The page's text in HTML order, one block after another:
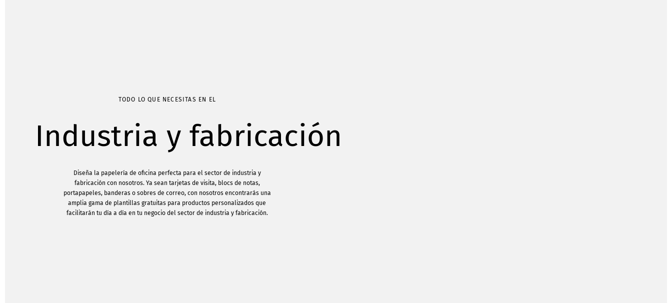
TODO LO QUE NECESITAS EN EL
Industria y fabricación
Diseña la papelería de oficina perfecta para el sector de industria y
fabricación con nosotros. Ya sean tarjetas de visita, blocs de notas,
portapapeles, banderas o sobres de correo, con nosotros encontrarás una
amplia gama de plantillas gratuitas para productos personalizados que
facilitarán tu día a día en tu negocio del sector de industria y fabricación.